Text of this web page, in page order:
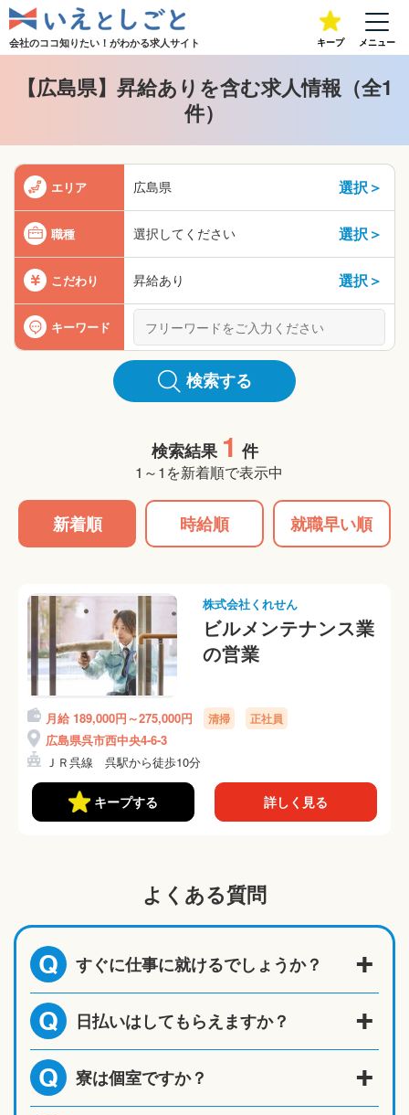
会社のココ知りたい！がわかる求人サイト キープ メニュー
【広島県】昇給ありを含む求人情報（全1
件）
エリア 広島県 選択＞
職種 選択してください 選択＞
こだわり 昇給あり 選択＞
キーワード
検索する
検索結果 1 件
1～1を新着順で表示中
新着順 時給順 就職早い順
株式会社くれせん
ビルメンテナンス業
の営業
月給 189,000円～275,000円 清掃 正社員
広島県呉市西中央4-6-3
ＪＲ呉線 呉駅から徒歩10分
キープする 詳しく見る
よくある質問
Q すぐに仕事に就けるでしょうか？
Q 日払いはしてもらえますか？
Q 寮は個室ですか？